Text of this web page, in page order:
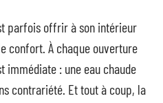
parfois offrir à son intérieur
confort. À chaque ouverture
immédiate : une eau chaude
contrariété. Et tout à coup, la